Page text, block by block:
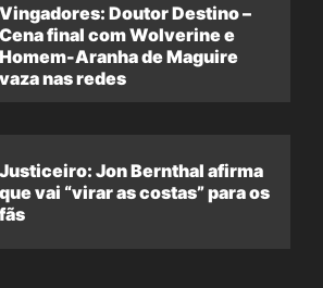
Vingadores: Doutor Destino –
Cena final com Wolverine e
Homem-Aranha de Maguire
vaza nas redes
Justiceiro: Jon Bernthal afirma
que vai “virar as costas” para os
fãs